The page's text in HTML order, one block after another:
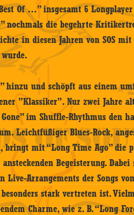
Of …” insgesamt 6
nochmals die begehrte
in diesen Jahren von SOS
hinzu und schöpft aus einem
”Klassiker”. Nur zwei Jahre
im Shuffle-Rhythmus den
Leichtfüßiger Blues-Rock,
, bringt mit “Long Time Ago” die
Begeisterung. Dabei
Arrangements der Songs
stark vertreten ist.
Charme, wie z. B. “Long